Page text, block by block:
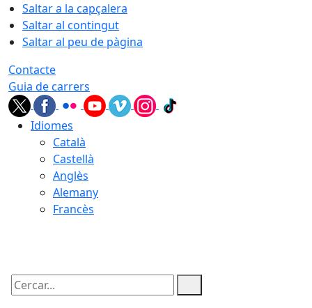
Saltar a la capçalera
Saltar al contingut
Saltar al peu de pàgina
Contacte
Guia de carrers
Idiomes
Català
Castellà
Anglès
Alemany
Francès
Cercar: